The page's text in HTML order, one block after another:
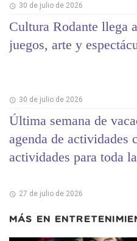
30 de julio de 2026
Cultura Rodante llega
juegos, arte y
30 de julio de 2026
Última semana de
agenda de actividades
actividades para toda
27 de julio de 2026
MÁS EN